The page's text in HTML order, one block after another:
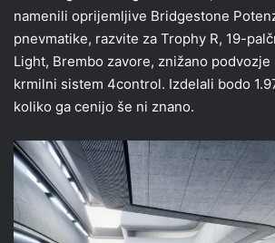
namenili oprijemljive Bridgestone
pnevmatike, razvite za Trophy R, 19-
Light, Brembo zavore, znižano
krmilni sistem 4control. Izdelali bodo
koliko ga cenijo še ni znano.